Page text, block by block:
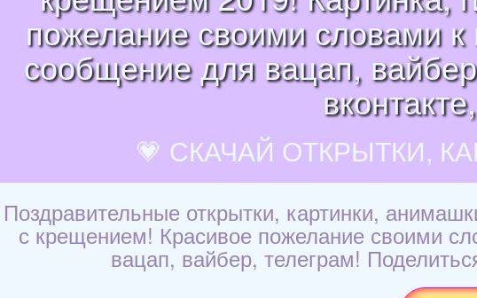
пожелание своими словами
сообщение для вацап,
💗 СКАЧАЙ ОТКРЫТКИ,
Поздравительные открытки, картинки,
с крещением! Красивое пожелание своими
вацап, вайбер, телеграм!